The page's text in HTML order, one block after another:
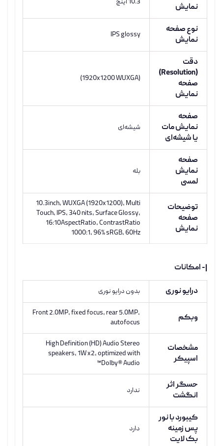
نمایش
10.3 اینچ
نوع صفحه
نمایش
IPS glossy
دقت
(Resolution)
صفحه
نمایش
(1920x1200 WUXGA)
صفحه
نمایش مات
یا شیشه‌ای
شیشه‌ای
صفحه
نمایش
لمسی
بله
توضیحات
صفحه
نمایش
10.3inch, WUXGA (1920x1200), Multi
Touch, IPS, 340 nits, Surface Glossy,
16:10AspectRatio, ContrastRatio
1000:1, 96% sRGB, 60Hz
|- امکانات
درایو نوری بدون درایو نوری
وبکم
Front 2.0MP, fixed focus, rear 5.0MP,
autofocus
مشخصات
اسپیکر
High Definition (HD) Audio Stereo
speakers, 1W x2, optimized with
Dolby® Audio™
حسگر اثر
انگشت
ندارد
کیبورد با نور
پس زمینه
بک لایت
دارد